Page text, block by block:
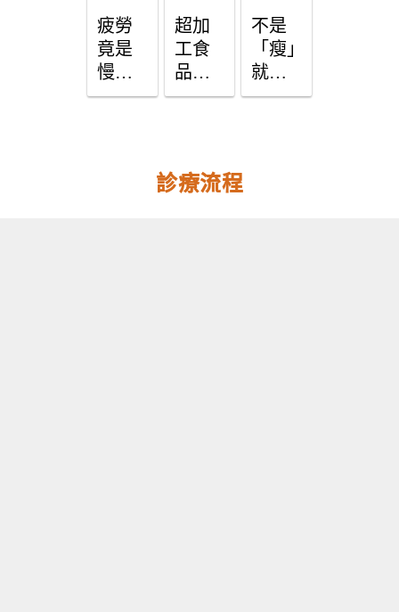
疲勞
竟是
慢性
發炎
超加
工食
品好
吃就
肥
不是
「瘦」
就沒
事！
診療流程